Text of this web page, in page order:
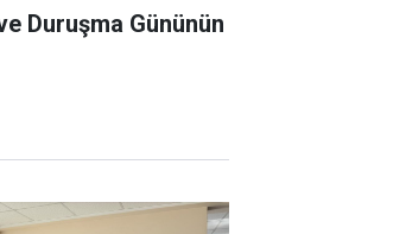
Duruşma Gününün